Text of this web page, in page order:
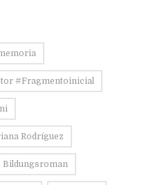
#fragmentoinicial
Rodríguez
Bildungsroman